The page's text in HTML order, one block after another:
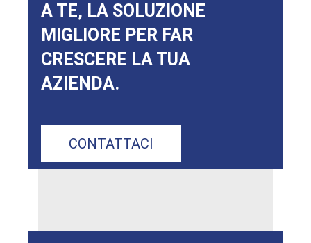
A TE, LA SOLUZIONE
MIGLIORE PER FAR
CRESCERE LA TUA
AZIENDA.
CONTATTACI